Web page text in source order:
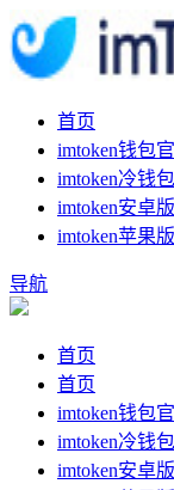
首页
imtoken钱包
imtoken冷钱
imtoken安卓
imtoken苹果
导航
首页
首页
imtoken钱包
imtoken冷钱
imtoken安卓